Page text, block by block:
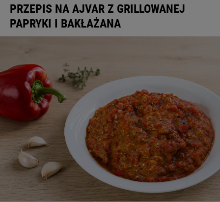
PRZEPISY
WSPARCIE
PRZEPIS NA AJVAR Z GRILLOWANEJ
PAPRYKI I BAKŁAŻANA